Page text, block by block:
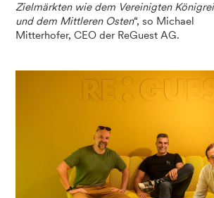
Zielmärkten wie dem Vereinigten
und dem Mittleren Osten“, so Michael
Mitterhofer, CEO der ReGuest AG.